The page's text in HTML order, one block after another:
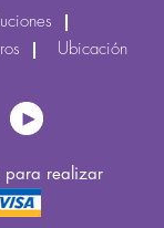
Ubicación
para realizar